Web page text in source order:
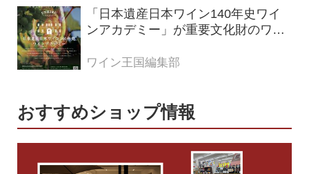
「日本遺産日本ワイン140年史ワイ
ンアカデミー」が重要文化財のワイ
（2026年6月28日応募締め切り）
ワイン王国編集部
おすすめショップ情報